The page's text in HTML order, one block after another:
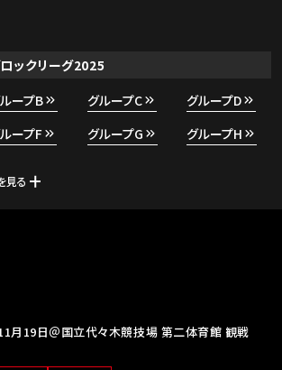
ックリーグ2025
ープB グループC
グループD
ープF グループG グループH
見る
月19日＠国立代々木競技場 第二体育館 観戦